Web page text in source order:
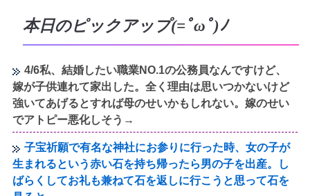
本日のピックアップ(=ﾟωﾟ)ﾉ
4/6私、結婚したい職業NO.1の公務員なんですけど、
嫁が子供連れて家出した。全く理由は思いつかないけど
強いてあげるとすれば母のせいかもしれない。嫁のせい
でアトピー悪化しそう→
子宝祈願で有名な神社にお参りに行った時、女の子が
生まれるという赤い石を持ち帰ったら男の子を出産。し
ばらくしてお礼も兼ねて石を返しに行こうと思って石を